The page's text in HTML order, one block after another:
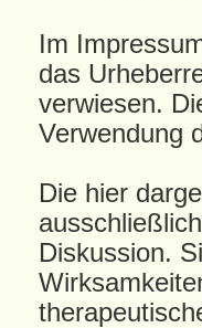
Im
das
verwiesen.
Verwendung
Die hier
Diskussion.